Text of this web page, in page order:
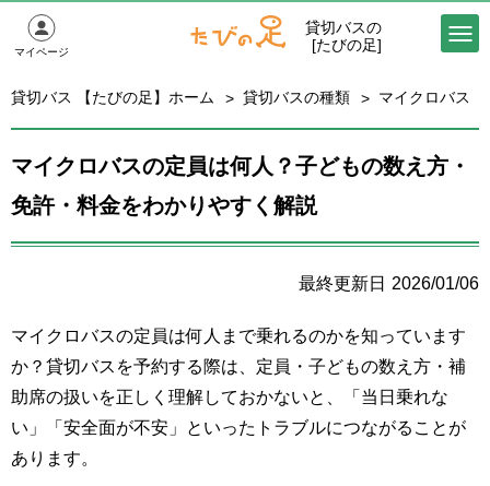
貸切バスの
[たびの足]
マイページ
貸切バス 【たびの足】ホーム 貸切バスの種類 マイクロバス
マイクロバスの定員は何人？子どもの数え方・
免許・料金をわかりやすく解説
2026/01/06
マイクロバスの定員は何人まで乗れるのかを知っています
か？貸切バスを予約する際は、定員・子どもの数え方・補
助席の扱いを正しく理解しておかないと、「当日乗れな
い」「安全面が不安」といったトラブルにつながることが
あります。